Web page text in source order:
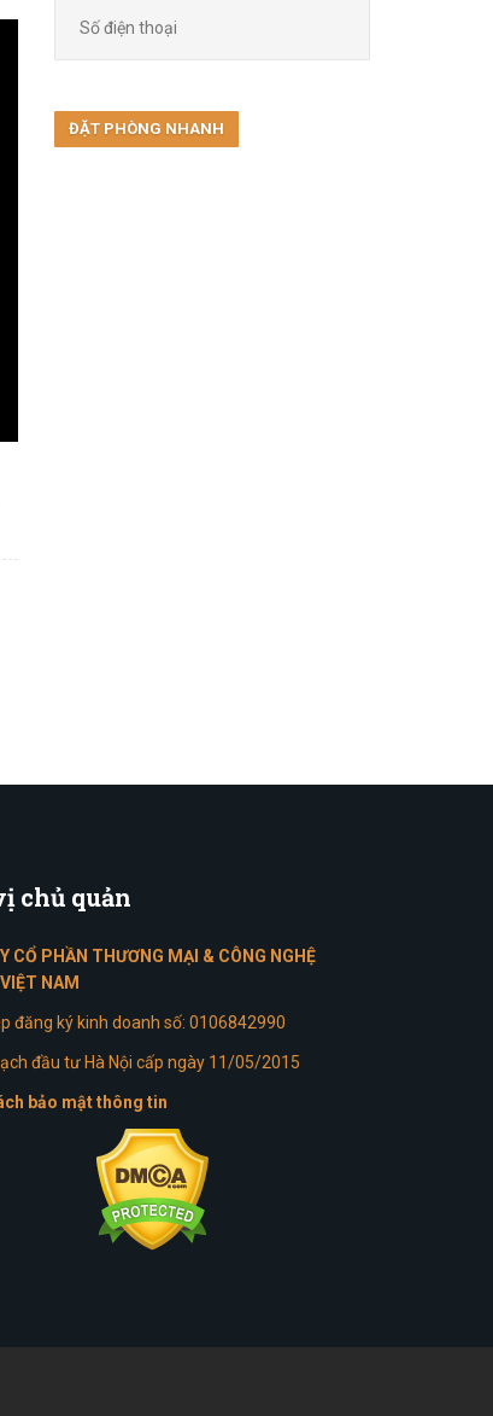
chủ quản
CỔ PHẦN THƯƠNG MẠI & CÔNG NGHỆ
NAM
đăng ký kinh doanh số: 0106842990
đầu tư Hà Nội cấp ngày 11/05/2015
bảo mật thông tin